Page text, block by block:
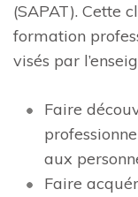
(SAPAT). Cette
formation
visés par
Faire
aux
Faire